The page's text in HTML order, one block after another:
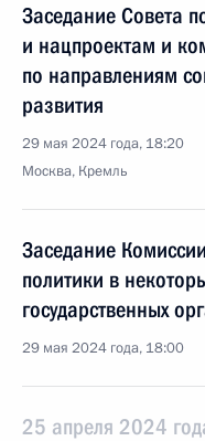
Заседание Совета
и нацпроектам и
по направлениям
развития
29 мая 2024 года, 18:20
Москва, Кремль
Заседание
политики в
государственных
29 мая 2024 года, 18:00
25 апреля 2024